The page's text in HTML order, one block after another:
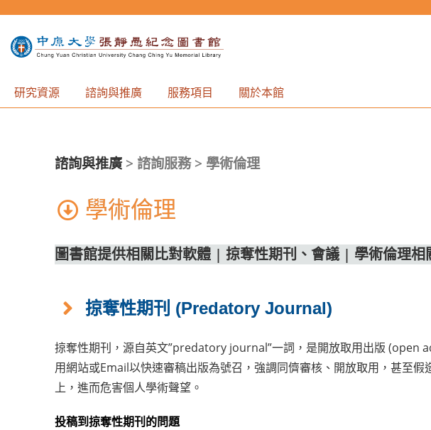
研究資源 諮詢與推廣 服務項目 關於本館
諮詢與推廣 > 諮詢服務 > 學術倫理
學術倫理
圖書館提供相關比對軟體 |掠奪性期刊、會議 | 學術倫理相
掠奪性期刊 (Predatory Journal)
掠奪性期刊，源自英文”predatory journal”一詞，是開放取用出版 (open
用網站或Email以快速審稿出版為號召，強調同儕審核、開放取用，甚至
上，進而危害個人學術聲望。
投稿到掠奪性期刊的問題